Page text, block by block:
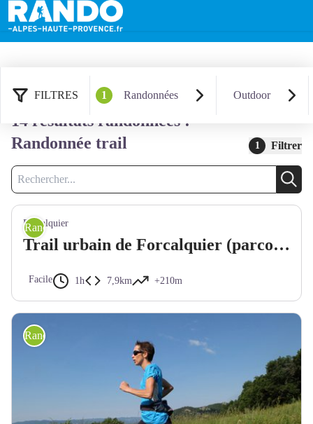
FILTRES 1 Randonnées Outdoor
14 résultats randonnées :
Randonnée trail
1 Filtrer
Recherche
Randonnée trail
Forcalquier
Trail urbain de Forcalquier (parcours trail n°2)
Facile 1h 7,9km +210m
Randonnée trail